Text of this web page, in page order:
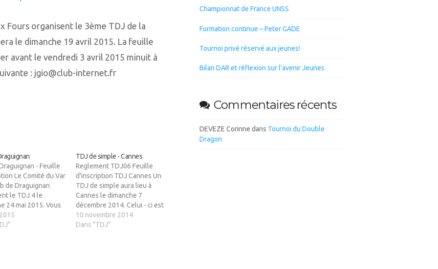
Fours organisent le 3ème TDJ de la
le dimanche 19 avril 2015. La feuille
avant le vendredi 3 avril 2015 minuit à
: jgio@club-internet.fr
- Feuille
Le Comité du Var
de Draguignan
le TDJ 4 le
24 mai 2015. Vous
en PJ la feuille
à télécharger;
TDJ de simple - Cannes
Reglement TDJ06 Feuille
d'inscription TDJ Cannes Un
TDJ de simple aura lieu à
Cannes le dimanche 7
décembre 2014. Celui - ci est
ouvert aux joueurs du 83 !
Vous trouverez ci - dessus la
10 novembre 2014
Dans "TDJ"
Championnat de France UNSS
Formation continue – Peter GADE
Tournoi privé réservé aux jeunes!
Bilan DAR et réflexion sur l’avenir Jeunes
Commentaires récents
DEVEZE Corinne dans Tournoi du Double
Dragon